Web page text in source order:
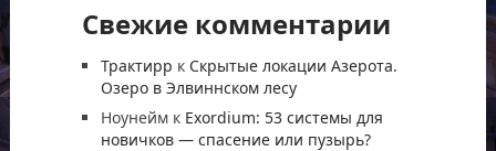
Свежие комментарии
Трактирр к Скрытые локации Азерота.
Озеро в Элвиннском лесу
Ноунеймк Exordium: 53 системы для
новичков — спасение или пузырь?